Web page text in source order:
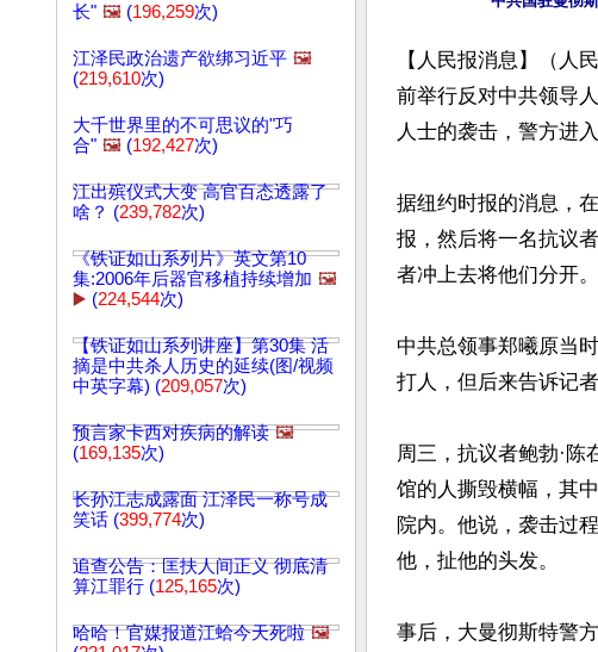
长" 🖼️ (196,259次)
江泽民政治遗产欲绑习近平 🖼️
(219,610次)
大千世界里的不可思议的"巧
合" 🖼️ (192,427次)
江出殡仪式大变 高官百态透露了
啥？ (239,782次)
《铁证如山系列片》英文第10
集:2006年后器官移植持续增加 🖼️
▶️ (224,544次)
【铁证如山系列讲座】第30集 活
摘是中共杀人历史的延续(图/视频
中英字幕) (209,057次)
预言家卡西对疾病的解读 🖼️
(169,135次)
长孙江志成露面 江泽民一称号成
笑话 (399,774次)
追查公告：匡扶人间正义 彻底清
算江罪行 (125,165次)
哈哈！官媒报道江蛤今天死啦 🖼️
【人民报消息】（人
前举行反对中共领导
人士的袭击，警方进
据纽约时报的消息，
报，然后将一名抗议
者冲上去将他们分开
中共总领事郑曦原当
打人，但后来告诉记
周三，抗议者鲍勃·
馆的人撕毁横幅，其
院内。他说，袭击过
他，扯他的头发。
事后，大曼彻斯特警